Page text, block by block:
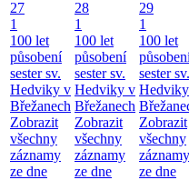
27
1
100 let
působení
sester sv.
Hedviky v
Břežanech
Zobrazit
všechny
záznamy
ze dne
28
1
100 let
působení
sester sv.
Hedviky v
Břežanech
Zobrazit
všechny
záznamy
ze dne
29
1
100 let
sester sv.
Zobrazit
všechny
záznamy
ze dne